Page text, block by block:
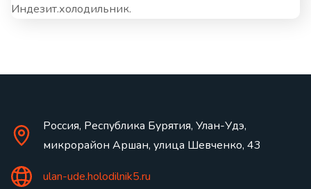
Индезит.холодильник.
Россия, Республика Бурятия, Улан-Удэ,
микрорайон Аршан, улица Шевченко, 43
ulan-ude.holodilnik5.ru